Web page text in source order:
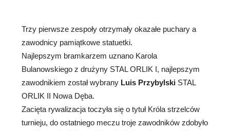
Trzy pierwsze zespoły otrzymały okazałe puchary a
zawodnicy pamiątkowe statuetki.
Najlepszym bramkarzem uznano Karola
Bulanowskiego z drużyny STAL ORLIK I, najlepszym
zawodnikiem został wybrany Luis Przybylski STAL
ORLIK II Nowa Dęba.
Zacięta rywalizacja toczyła się o tytuł Króla strzelców
turnieju, do ostatniego meczu troje zawodników zdobyło